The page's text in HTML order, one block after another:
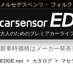
メルセデスベンツ ・ フォル
大人のためのプレミアカーライ
新車時価格はメーカー発
EDGE.net > カタログ > マセ